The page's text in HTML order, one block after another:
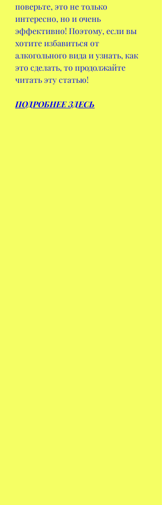
поверьте, это не только
интересно, но и очень
эффективно! Поэтому, если вы
хотите избавиться от
алкогольного вида и узнать, как
это сделать, то продолжайте
читать эту статью!
ПОДРОБНЕЕ ЗДЕСЬ